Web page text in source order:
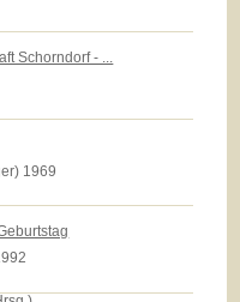
Schorndorf - ...
1969